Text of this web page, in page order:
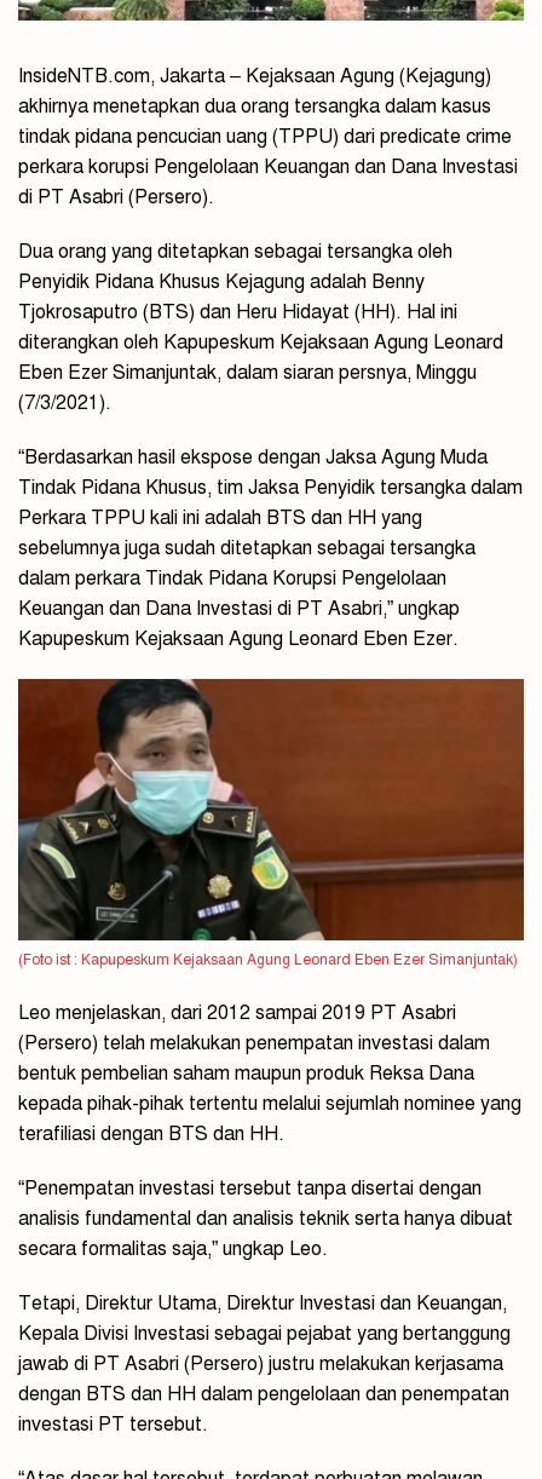
InsideNTB.com, Jakarta – Kejaksaan Agung (Kejagung)
akhirnya menetapkan dua orang tersangka dalam kasus
tindak pidana pencucian uang (TPPU) dari predicate crime
perkara korupsi Pengelolaan Keuangan dan Dana Investasi
di PT Asabri (Persero).
Dua orang yang ditetapkan sebagai tersangka oleh
Penyidik Pidana Khusus Kejagung adalah Benny
Tjokrosaputro (BTS) dan Heru Hidayat (HH). Hal ini
diterangkan oleh Kapupeskum Kejaksaan Agung Leonard
Eben Ezer Simanjuntak, dalam siaran persnya, Minggu
(7/3/2021).
“Berdasarkan hasil ekspose dengan Jaksa Agung Muda
Tindak Pidana Khusus, tim Jaksa Penyidik tersangka dalam
Perkara TPPU kali ini adalah BTS dan HH yang
sebelumnya juga sudah ditetapkan sebagai tersangka
dalam perkara Tindak Pidana Korupsi Pengelolaan
Keuangan dan Dana Investasi di PT Asabri,” ungkap
Kapupeskum Kejaksaan Agung Leonard Eben Ezer.
(Foto ist : Kapupeskum Kejaksaan Agung Leonard Eben Ezer Simanjuntak)
Leo menjelaskan, dari 2012 sampai 2019 PT Asabri
(Persero) telah melakukan penempatan investasi dalam
bentuk pembelian saham maupun produk Reksa Dana
kepada pihak-pihak tertentu melalui sejumlah nominee yang
terafiliasi dengan BTS dan HH.
“Penempatan investasi tersebut tanpa disertai dengan
analisis fundamental dan analisis teknik serta hanya dibuat
secara formalitas saja,” ungkap Leo.
Tetapi, Direktur Utama, Direktur Investasi dan Keuangan,
Kepala Divisi Investasi sebagai pejabat yang bertanggung
jawab di PT Asabri (Persero) justru melakukan kerjasama
dengan BTS dan HH dalam pengelolaan dan penempatan
investasi PT tersebut.